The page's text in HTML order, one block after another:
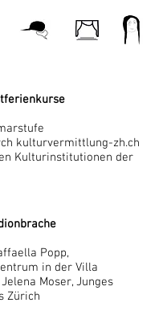
kulturvermittlung-zh.ch
Kulturinstitutionen der
Popp,
in der Villa
Moser, Junges
Zürich